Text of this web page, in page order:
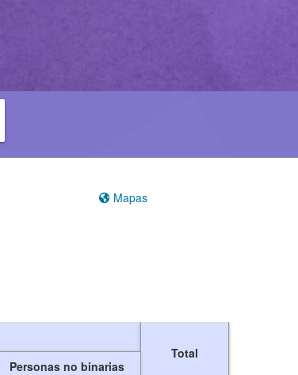
Mapas
Total
Personas no binarias